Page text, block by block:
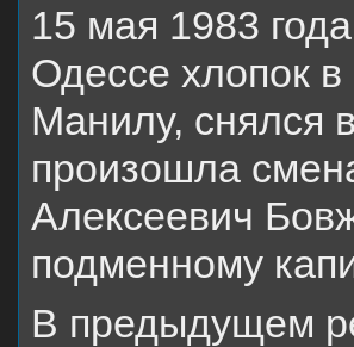
15 мая 1983
Одессе хлопок
Манилу, снялся
произошла
Алексеевич
подменному
В предыдущем